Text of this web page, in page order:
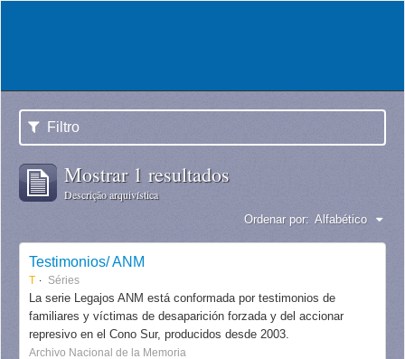
Filtro
Mostrar 1 resultados
Descrição arquivística
Ordenar por: Alfabético
Testimonios/ ANM
T Séries
La serie Legajos ANM está conformada por testimonios de
familiares y víctimas de desaparición forzada y del accionar
represivo en el Cono Sur, producidos desde 2003.
Archivo Nacional de la Memoria